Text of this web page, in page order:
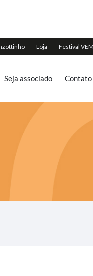
Seja associado Contato